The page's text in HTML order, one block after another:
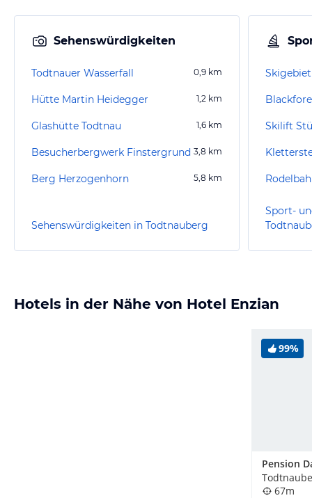
Sehenswürdigkeiten
Todtnauer Wasserfall 0,9 km
Hütte Martin Heidegger 1,2 km
Glashütte Todtnau 1,6 km
Besucherbergwerk Finstergrund 3,8 km
Berg Herzogenhorn 5,8 km
Sehenswürdigkeiten in Todtnauberg
Skilift
Sport-
Hotels in der Nähe von Hotel Enzian
99%
Pension
67m